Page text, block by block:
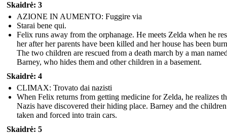
Skaidrė: 3
AZIONE IN AUMENTO: Fuggire via
Starai bene qui.
Felix runs away from the orphanage. He meets Zelda when he
her after her parents have been killed and her house has been
The two children are rescued from a death march by a man
Barney, who hides them and other children in a basement.
Skaidrė: 4
CLIMAX: Trovato dai nazisti
When Felix returns from getting medicine for Zelda, he realizes
Nazis have discovered their hiding place. Barney and the
taken and forced into train cars.
Skaidrė: 5